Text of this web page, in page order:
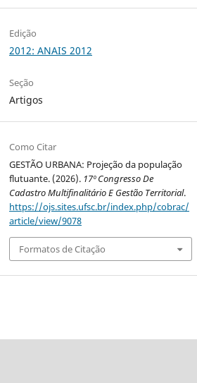
Edição
2012: ANAIS 2012
Seção
Artigos
Como Citar
GESTÃO URBANA: Projeção da população
flutuante. (2026). 17º Congresso De
Cadastro Multifinalitário E Gestão Territorial.
https://ojs.sites.ufsc.br/index.php/cobrac/
article/view/9078
Formatos de Citação